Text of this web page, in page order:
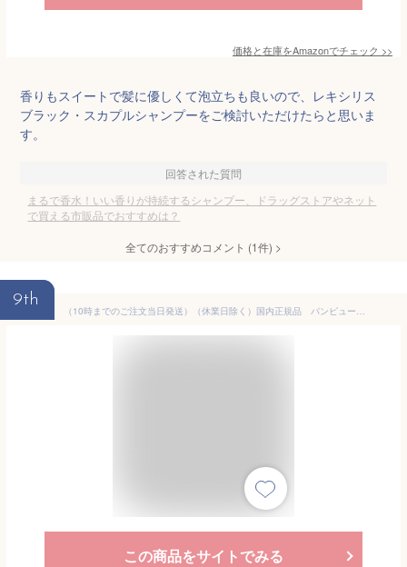
価格と在庫をAmazonでチェック >>
香りもスイートで髪に優しくて泡立ちも良いので、レキシリス
ブラック・スカプルシャンプーをご検討いただけたらと思いま
す。
回答された質問
まるで香水！いい香りが持続するシャンプー、ドラッグストアやネット
で買える市販品でおすすめは？
全てのおすすめコメント (1件) >
9th
（10時までのご注文当日発送）（休業日除く）国内正規品 パンピューリ（PANPURI）アンダマンセイルズ ヘアシャンプー〈ベルガモット〉 330ml
この商品をサイトでみる